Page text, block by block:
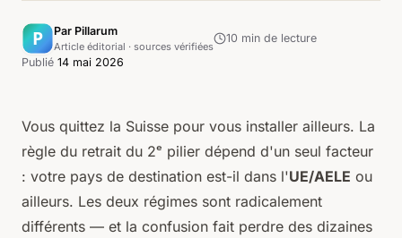
Par Pillarum
Article éditorial · sources vérifiées
10 min de lecture
Publié 14 mai 2026
Vous quittez la Suisse pour vous installer ailleurs. La
règle du retrait du 2ᵉ pilier dépend d'un seul facteur
: votre pays de destination est-il dans l'UE/AELE ou
ailleurs. Les deux régimes sont radicalement
différents — et la confusion fait perdre des dizaines